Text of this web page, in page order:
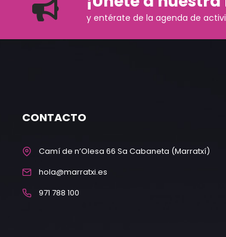
y entérate de la agenda de
CONTACTO
Camí de n’Olesa 66 Sa Cabaneta (Marratxí)
hola@marratxi.es
971 788 100